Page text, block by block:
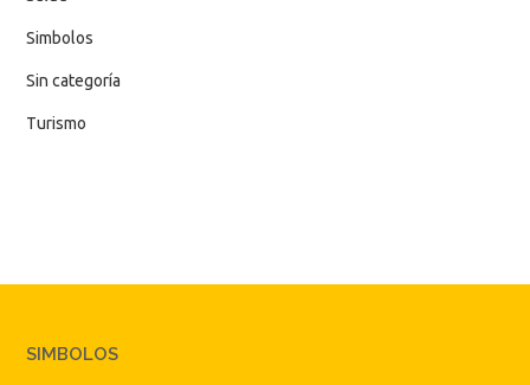
Simbolos
Sin categoría
Turismo
SIMBOLOS